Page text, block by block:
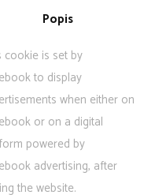
Popis
cookie is set by
to display
when either on
or on a digital
powered by
advertising, after
the website.